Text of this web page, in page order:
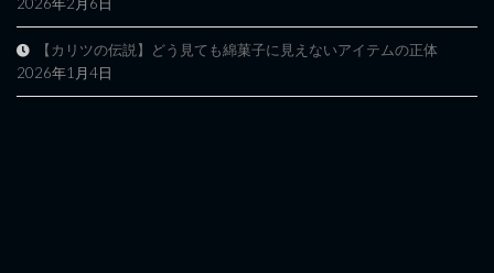
【カリツの伝説】どう見ても綿菓子に見えないアイテムの正体
2026年1月4日